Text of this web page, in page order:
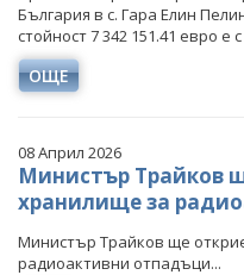
България в с. Гара Елин
стойност 7 342 151.41 евро е
ОЩЕ
08 Април 2026
Министър Трайков
хранилище за
Министър Трайков ще
радиоактивни отпадъци...